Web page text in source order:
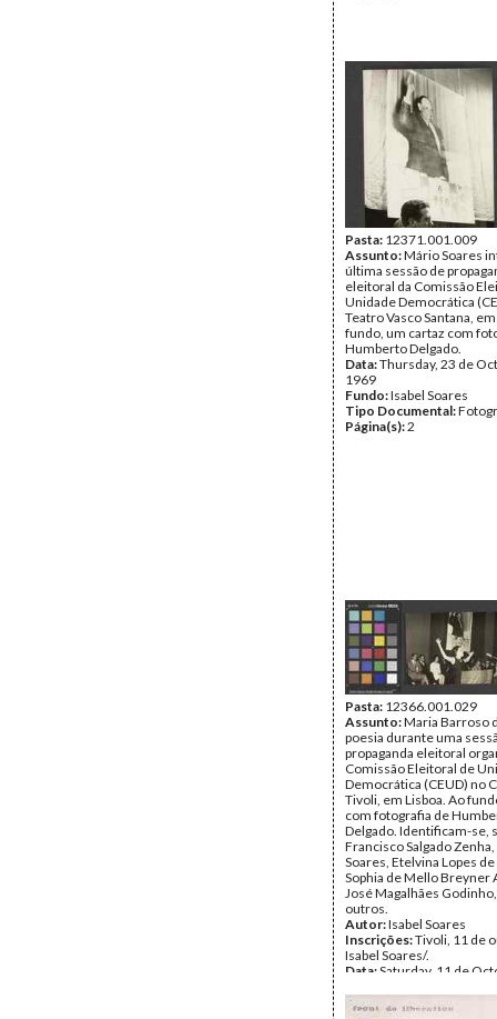
Pasta: 12371.001.009
Assunto:Mário Soares
última sessão de
eleitoral da Comissão
Unidade Democrática
Teatro Vasco Santana,
fundo, um cartaz com
Humberto Delgado.
Data:Thursday, 23 de
1969
Fundo:Isabel Soares
Tipo Documental:
Página(s):2
Pasta: 12366.001.029
Assunto:Maria Barroso
poesia durante uma
propaganda eleitoral
Comissão Eleitoral de
Democrática (CEUD) no
Tivoli, em Lisboa. Ao
com fotografia de
Delgado. Identificam-se,
Francisco Salgado
Soares, Etelvina Lopes
Sophia de Mello Breyner
José Magalhães
outros.
Autor:Isabel Soares
Inscrições:Tivoli, 11 de
Isabel Soares/.
Data: Saturday, 11 de
Fundo: Isabel Soares